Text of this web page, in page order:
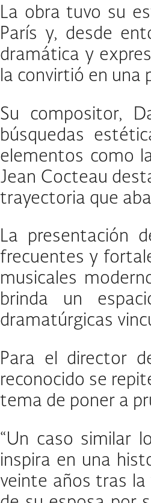
La obra tuvo su
París y, desde
dramática y
la convirtió en
Su compositor,
búsquedas
elementos como
Jean Cocteau
trayectoria que
La presentación
frecuentes y
musicales
brinda un
dramatúrgicas
Para el director
reconocido se
tema de poner a
“Un caso similar
inspira en una
veinte años tras